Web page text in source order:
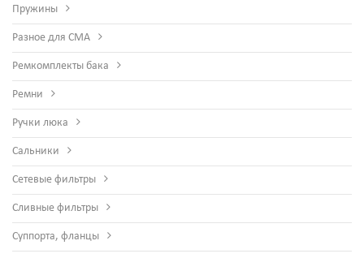
Пружины
Разное для СМА
Ремкомплекты бака
Ремни
Ручки люка
Сальники
Сетевые фильтры
Сливные фильтры
Суппорта, фланцы